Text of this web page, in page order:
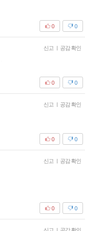
0
0
신고 | 공감 확인
0
0
신고 | 공감 확인
0
0
신고 | 공감 확인
0
0
|